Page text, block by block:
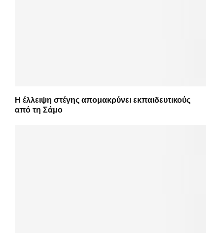
Η έλλειψη στέγης απομακρύνει εκπαιδευτικούς
από τη Σάμο